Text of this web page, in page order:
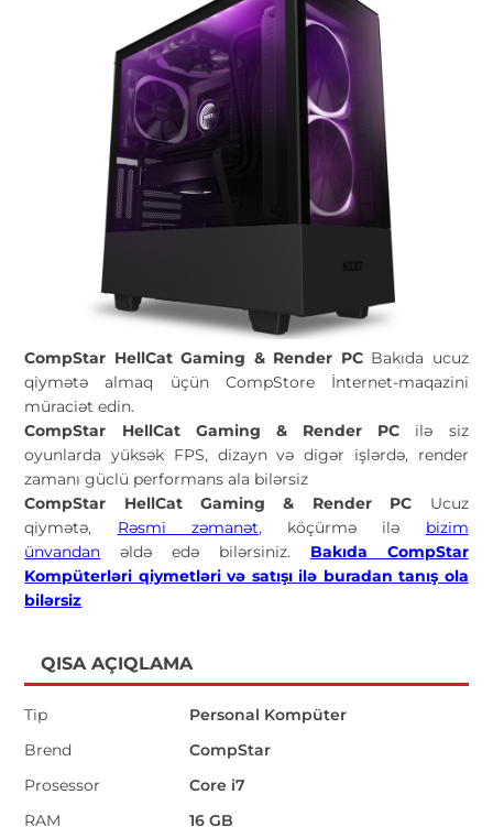
CompStar HellCat Gaming & Render PC Bakıda ucuz
qiymətə almaq üçün CompStore İnternet-maqazini
müraciət edin.
CompStar HellCat Gaming & Render PC ilə siz
oyunlarda yüksək FPS, dizayn və digər işlərdə, render
zamanı güclü performans ala bilərsiz
CompStar HellCat Gaming & Render PC
Ucuz
qiymətə, Rəsmi zəmanət, köçürmə ilə bizim
ünvandan əldə edə bilərsiniz. Bakıda CompStar
Kompüterləri qiymetləri və satışı ilə buradan tanış ola
bilərsiz
QISA AÇIQLAMA
Tip
Personal Kompüter
Brend
CompStar
Prosessor
Core i7
RAM
16 GB